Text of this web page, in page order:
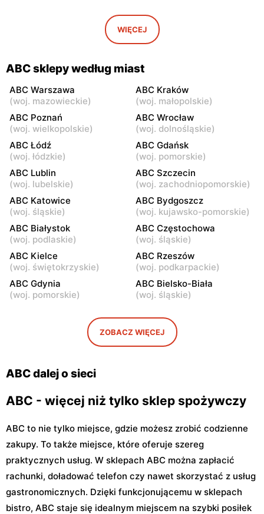
ABC
Warszawa, ul. Białostocka
9
ABC
Warszawa, ul. Grochowska
321
ABC
ABC
Warszawa, ul. Kowieńska
20
ABC
Warszawa, ul. Chełmska 9
ABC
Warszawa, ul. Łochowska
39
ABC
Warszawa, ul. Pustola 23
ABC
Warszawa, ul. Staniewicka
24
ABC
Warszawa, ul. Ludwika
Kickiego 12
ABC
Warszawa, ul. Grenadierów
2
ABC
Warszawa, ul. Jana
Kochanowskiego 39
Warszawa, ul. Andrzeja
Warszawa, ul. Samarytanka
3
Warszawa, ul. Sulejkowska
43
WIĘCEJ
ABC sklepy według miast
ABC Warszawa
(woj. mazowieckie)
ABC Kraków
(woj. małopolskie)
ABC Poznań
(woj. wielkopolskie)
ABC Wrocław
(woj. dolnośląskie)
ABC Łódź
(woj. łódzkie)
ABC Gdańsk
(woj. pomorskie)
ABC Lublin
(woj. lubelskie)
ABC Szczecin
(woj. zachodniopomorskie)
ABC Katowice
(woj. śląskie)
ABC Bydgoszcz
(woj. kujawsko-pomorskie)
ABC Białystok
(woj. podlaskie)
ABC Częstochowa
(woj. śląskie)
ABC Kielce
(woj. świętokrzyskie)
ABC Rzeszów
(woj. podkarpackie)
ABC Gdynia
(woj. pomorskie)
ABC Bielsko-Biała
(woj. śląskie)
ZOBACZ WIĘCEJ
ABC dalej o sieci
ABC - więcej niż tylko sklep spożywczy
ABC to nie tylko miejsce, gdzie możesz zrobić codzienne
zakupy. To także miejsce, które oferuje szereg
praktycznych usług. W sklepach ABC można zapłacić
rachunki, doładować telefon czy nawet skorzystać z usług
gastronomicznych. Dzięki funkcjonującemu w sklepach
bistro, ABC staje się idealnym miejscem na szybki posiłek